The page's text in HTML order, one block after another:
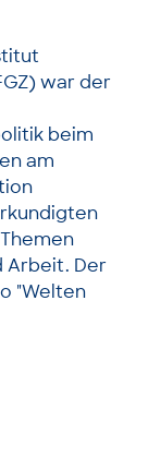
war der
beim
am
Arbeit. Der
"Welten